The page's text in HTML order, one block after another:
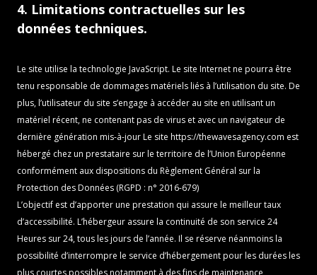
4. Limitations contractuelles sur les
données techniques.
Le site utilise la technologie JavaScript. Le site Internet ne pourra être
tenu responsable de dommages matériels liés à l’utilisation du site. De
plus, l’utilisateur du site s’engage à accéder au site en utilisant un
matériel récent, ne contenant pas de virus et avec un navigateur de
dernière génération mis-à-jour Le site https://thewavesagency.com est
hébergé chez un prestataire sur le territoire de l’Union Européenne
conformément aux dispositions du Règlement Général sur la
Protection des Données (RGPD : n° 2016-679)
L’objectif est d’apporter une prestation qui assure le meilleur taux
d’accessibilité. L’hébergeur assure la continuité de son service 24
Heures sur 24, tous les jours de l’année. Il se réserve néanmoins la
possibilité d’interrompre le service d’hébergement pour les durées les
plus courtes possibles notamment à des fins de maintenance,